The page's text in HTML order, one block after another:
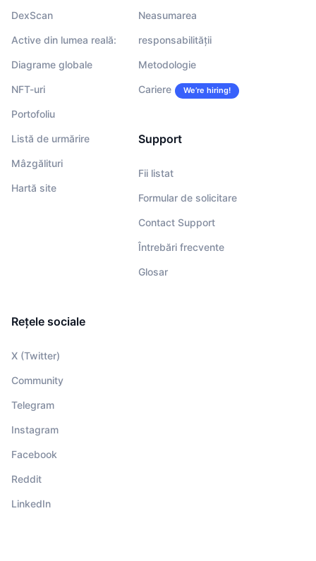
DexScan
Active din lumea reală:
Diagrame globale
NFT-uri
Portofoliu
Listă de urmărire
Mâzgălituri
Hartă site
Neasumarea
responsabilității
Metodologie
Cariere We’re hiring!
Support
Fii listat
Formular de solicitare
Contact Support
Întrebări frecvente
Glosar
Rețele sociale
X (Twitter)
Community
Telegram
Instagram
Facebook
Reddit
LinkedIn